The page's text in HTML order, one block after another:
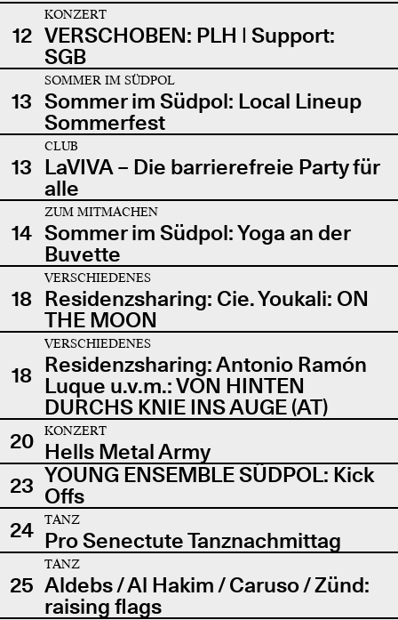
12
KONZERT
VERSCHOBEN: PLH | Support:
SGB
13
SOMMER IM SÜDPOL
Sommer im Südpol: Local Lineup
Sommerfest
13
CLUB
LaVIVA – Die barrierefreie Party für
alle
14
ZUM MITMACHEN
Sommer im Südpol: Yoga an der
Buvette
18
VERSCHIEDENES
Residenzsharing: Cie. Youkali: ON
THE MOON
18
VERSCHIEDENES
Residenzsharing: Antonio Ramón
Luque u.v.m.: VON HINTEN
DURCHS KNIE INS AUGE (AT)
20
KONZERT
Hells Metal Army
23 YOUNG ENSEMBLE SÜDPOL: Kick
Offs
24
TANZ
Pro Senectute Tanznachmittag
25
TANZ
Aldebs / Al Hakim / Caruso / Zünd:
raising flags